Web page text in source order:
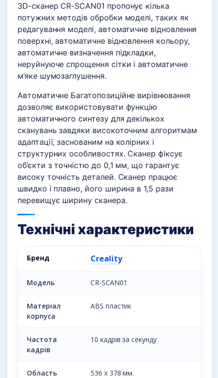
3D-сканер CR-SCAN01 пропонує кілька
потужних методів обробки моделі, таких як
редагування моделі, автоматичне відновлення
поверхні, автоматичне відновлення кольору,
автоматичне визначення підкладки,
неруйнуюче спрощення сітки і автоматичне
м’яке шумозаглушення.
Автоматичне Багатопозиційне вирівнювання
дозволяє використовувати функцію
автоматичного синтезу для декількох
сканувань завдяки високоточним алгоритмам
адаптації, заснованим на колірних і
структурних особливостях. Сканер фіксує
об’єкти з точністю до 0,1 мм, що гарантує
високу точність деталей. Сканер працює
швидко і плавно, його ширина в 1,5 рази
перевищує ширину сканера.
Технічні характеристики
Бренд Creality
Модель CR-SCAN01
Матеріал
корпуса
ABS пластик
Частота
кадрів
10 кадрів за секунду
Область
536 x 378 мм.